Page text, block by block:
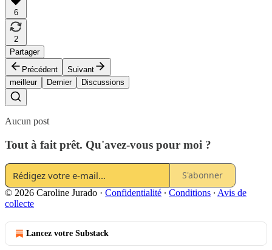
6
2
Partager
Précédent
Suivant
meilleur
Dernier Discussions
Aucun post
Tout à fait prêt. Qu'avez-vous pour moi ?
S'abonner
© 2026 Caroline Jurado · Confidentialité ∙ Conditions ∙ Avis de
collecte
Lancez votre Substack